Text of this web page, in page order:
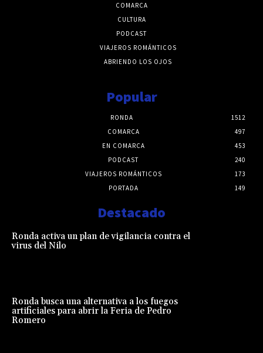
COMARCA
CULTURA
PODCAST
VIAJEROS ROMÁNTICOS
ABRIENDO LOS OJOS
Popular
RONDA
1512
COMARCA
497
EN COMARCA
453
PODCAST
240
VIAJEROS ROMÁNTICOS
173
PORTADA
149
Destacado
Ronda activa un plan de vigilancia contra el
virus del Nilo
Ronda busca una alternativa a los fuegos
artificiales para abrir la Feria de Pedro
Romero